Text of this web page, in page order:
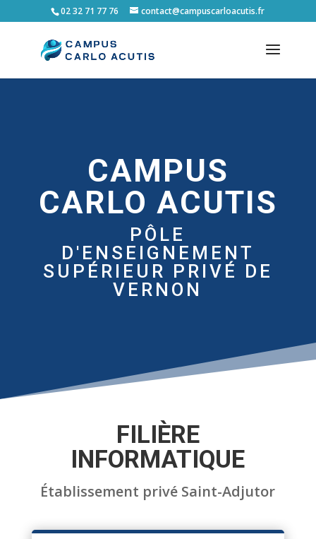
02 32 71 77 76 contact@campuscarloacutis.fr
CAMPUS
CARLO ACUTIS
PÔLE
D'ENSEIGNEMENT
SUPÉRIEUR PRIVÉ DE
VERNON
FILIÈRE
INFORMATIQUE
Établissement privé Saint-Adjutor